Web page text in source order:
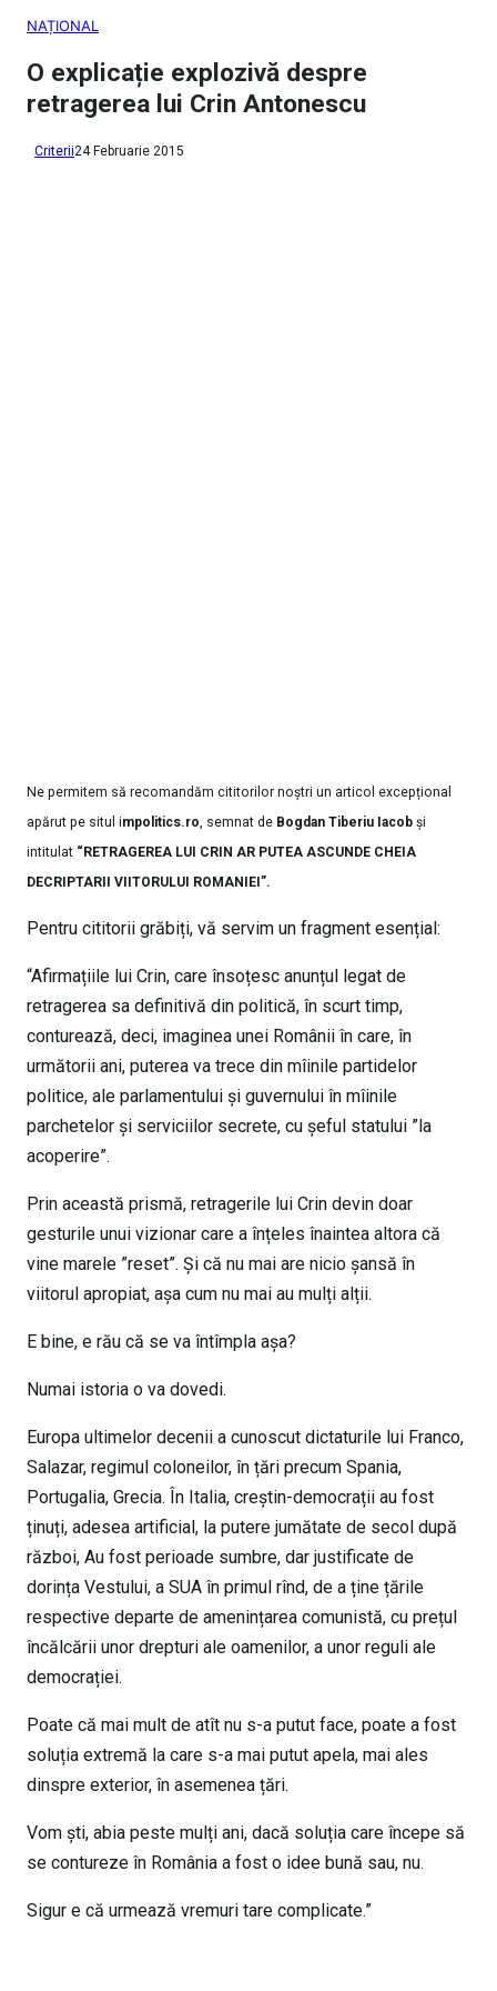
NAȚIONAL
O explicație explozivă despre
retragerea lui Crin Antonescu
Criterii24 Februarie 2015
Ne permitem să recomandăm cititorilor noștri un articol excepțional
apărut pe situl impolitics.ro, semnat de Bogdan Tiberiu Iacob și
intitulat “RETRAGEREA LUI CRIN AR PUTEA ASCUNDE CHEIA
DECRIPTARII VIITORULUI ROMANIEI”.
Pentru cititorii grăbiți, vă servim un fragment esențial:
“Afirmațiile lui Crin, care însoțesc anunțul legat de
retragerea sa definitivă din politică, în scurt timp,
conturează, deci, imaginea unei Românii în care, în
următorii ani, puterea va trece din mîinile partidelor
politice, ale parlamentului și guvernului în mîinile
parchetelor și serviciilor secrete, cu șeful statului ”la
acoperire”.
Prin această prismă, retragerile lui Crin devin doar
gesturile unui vizionar care a înțeles înaintea altora că
vine marele ”reset”. Și că nu mai are nicio șansă în
viitorul apropiat, așa cum nu mai au mulți alții.
E bine, e rău că se va întîmpla așa?
Numai istoria o va dovedi.
Europa ultimelor decenii a cunoscut dictaturile lui Franco,
Salazar, regimul coloneilor, în țări precum Spania,
Portugalia, Grecia. În Italia, creștin-democrații au fost
ținuți, adesea artificial, la putere jumătate de secol după
război, Au fost perioade sumbre, dar justificate de
dorința Vestului, a SUA în primul rînd, de a ține țările
respective departe de amenințarea comunistă, cu prețul
încălcării unor drepturi ale oamenilor, a unor reguli ale
democrației.
Poate că mai mult de atît nu s-a putut face, poate a fost
soluția extremă la care s-a mai putut apela, mai ales
dinspre exterior, în asemenea țări.
Vom ști, abia peste mulți ani, dacă soluția care începe să
se contureze în România a fost o idee bună sau, nu.
Sigur e că urmează vremuri tare complicate.”